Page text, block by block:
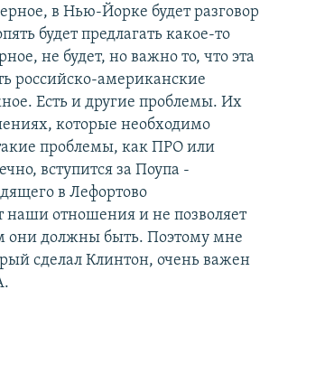
в Нью-Йорке будет разговор
будет предлагать какое-то
не будет, но важно то, что эта
российско-американские
Есть и другие проблемы. Их
которые необходимо
проблемы, как ПРО или
вступится за Поупа -
в Лефортово
наши отношения и не позволяет
они должны быть. Поэтому мне
сделал Клинтон, очень важен